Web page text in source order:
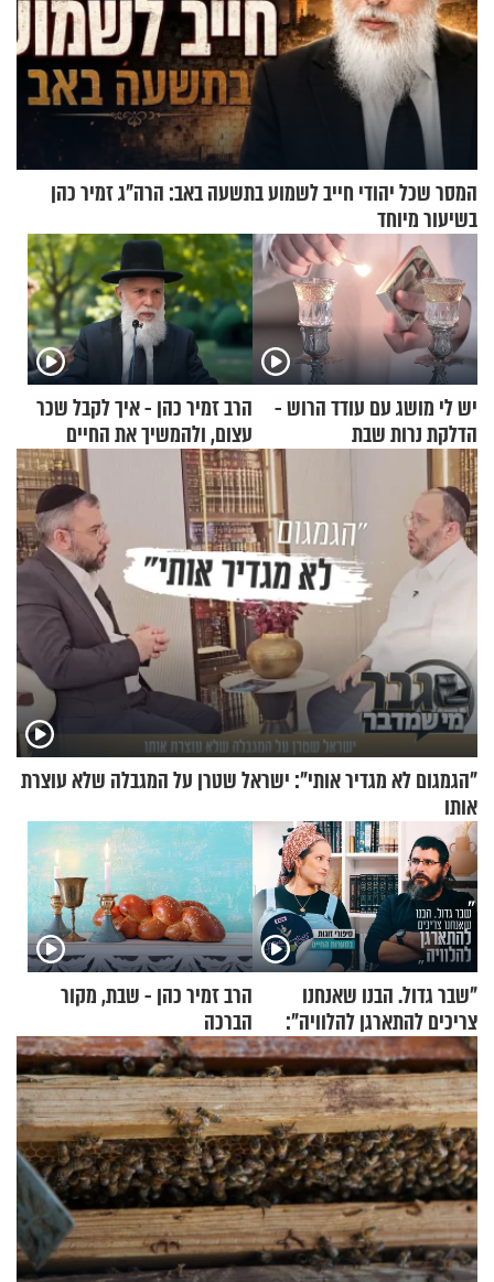
המסר שכל יהודי חייב לשמוע בתשעה באב: הרה"ג זמיר כהן
בשיעור מיוחד
יש לי מושג עם עודד הרוש -
הדלקת נרות שבת
הרב זמיר כהן - איך לקבל שכר
עצום, ולהמשיך את החיים
כרגיל?
"הגמגום לא מגדיר אותי": ישראל שטרן על המגבלה שלא עוצרת
אותו
"שבר גדול. הבנו שאנחנו
צריכים להתארגן להלוויה":
זוגיות במבחן, הפעם עם מרים
וגד דנינו
הרב זמיר כהן - שבת, מקור
הברכה